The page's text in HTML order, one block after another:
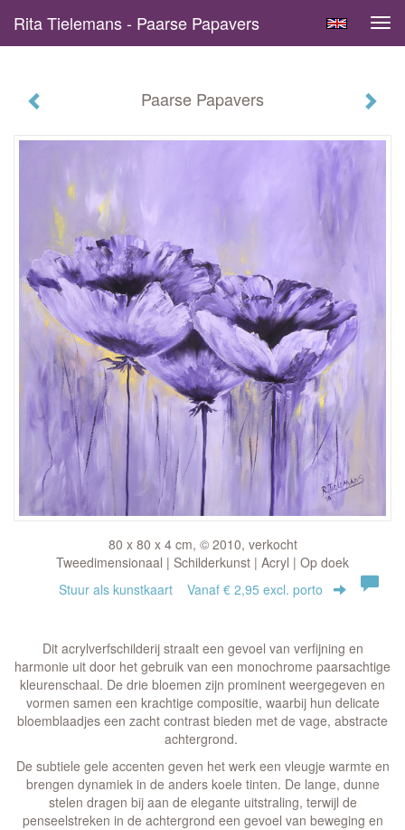
Rita Tielemans - Paarse Papavers
Paarse Papavers
80 x 80 x 4 cm, © 2010, verkocht
Tweedimensionaal | Schilderkunst | Acryl | Op doek
Stuur als kunstkaart Vanaf € 2,95 excl. porto
Dit acrylverfschilderij straalt een gevoel van verfijning en
harmonie uit door het gebruik van een monochrome paarsachtige
kleurenschaal. De drie bloemen zijn prominent weergegeven en
vormen samen een krachtige compositie, waarbij hun delicate
bloemblaadjes een zacht contrast bieden met de vage, abstracte
achtergrond.
De subtiele gele accenten geven het werk een vleugje warmte en
brengen dynamiek in de anders koele tinten. De lange, dunne
stelen dragen bij aan de elegante uitstraling, terwijl de
penseelstreken in de achtergrond een gevoel van beweging en